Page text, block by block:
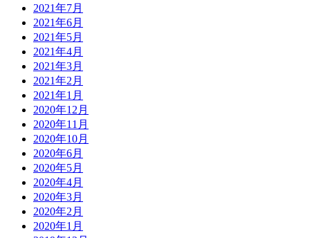
2021年7月
2021年6月
2021年5月
2021年4月
2021年3月
2021年2月
2021年1月
2020年12月
2020年11月
2020年10月
2020年6月
2020年5月
2020年4月
2020年3月
2020年2月
2020年1月